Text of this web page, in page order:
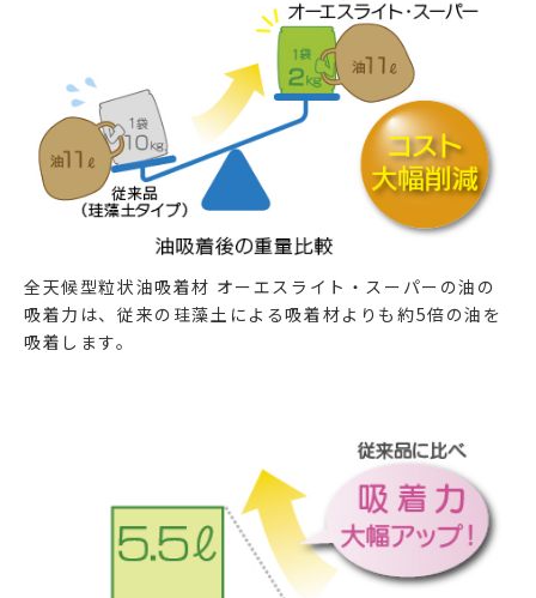
全天候型粒状油吸着材 オーエスライト・スーパーの油の
吸着力は、従来の珪藻土による吸着材よりも約5倍の油を
吸着します。